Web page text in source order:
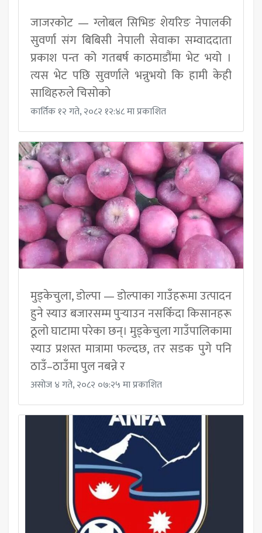
जाजरकोट — ग्लोबल सिभिङ शेयरिङ नेपालकी
सुवर्णा संग बिबिसी नेपाली सेवाका सम्वाददाता
प्रकाश पन्त को गतबर्ष काठमाडौंमा भेट भयो ।
त्यस भेट पछि सुवर्णाले भन्नुभयो कि हामी केही
साथिहरुले चिसोको
कार्तिक १२ गते, २०८२ १२:४८ मा प्रकाशित
मुड्केचुला, डोल्पा — डोल्पाका गाउँहरूमा उत्पादन
हुने स्याउ बजारसम्म पुर्‍याउन नसकिँदा किसानहरू
ठूलो घाटामा परेका छन्। मुड्केचुला गाउँपालिकामा
स्याउ प्रशस्त मात्रामा फल्दछ, तर सडक पुगे पनि
ठाउँ–ठाउँमा पुल नबन्ने र
असोज ४ गते, २०८२ ०७:२५ मा प्रकाशित